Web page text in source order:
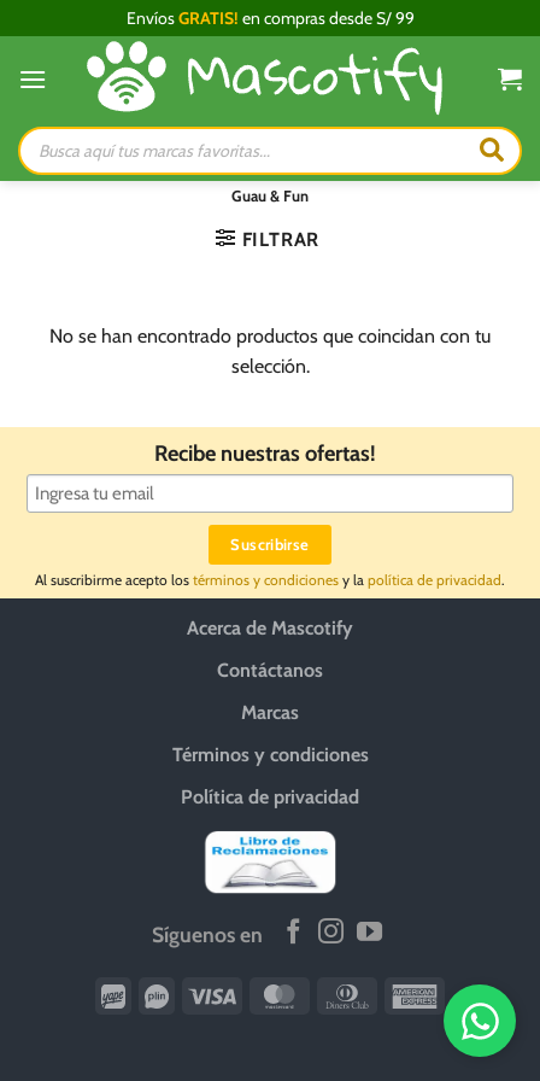
al
contenido
EnvíosGRATIS! en compras desde S/ 99
Búsqueda
de
productos
Guau & Fun
FILTRAR
No se han encontrado productos que coincidan con tu
selección.
Recibe nuestras ofertas!
Al suscribirme acepto los términos y condiciones y la política de privacidad.
Acerca de Mascotify
Contáctanos
Marcas
Términos y condiciones
Política de privacidad
Síguenos en
Wirecard
Vipps Visa MasterCardDinners
American
Express